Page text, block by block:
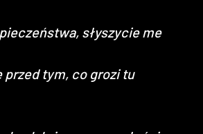
słyszycie me
przed tym, co grozi tu